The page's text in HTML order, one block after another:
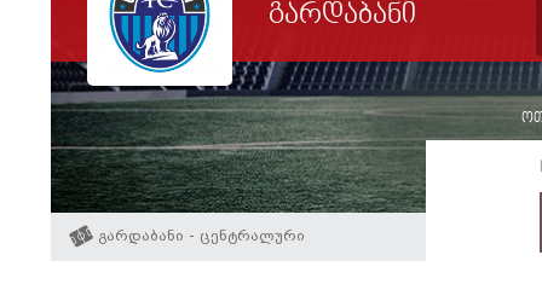
გარდაბანი
გარდაბანი - ცენტრალური